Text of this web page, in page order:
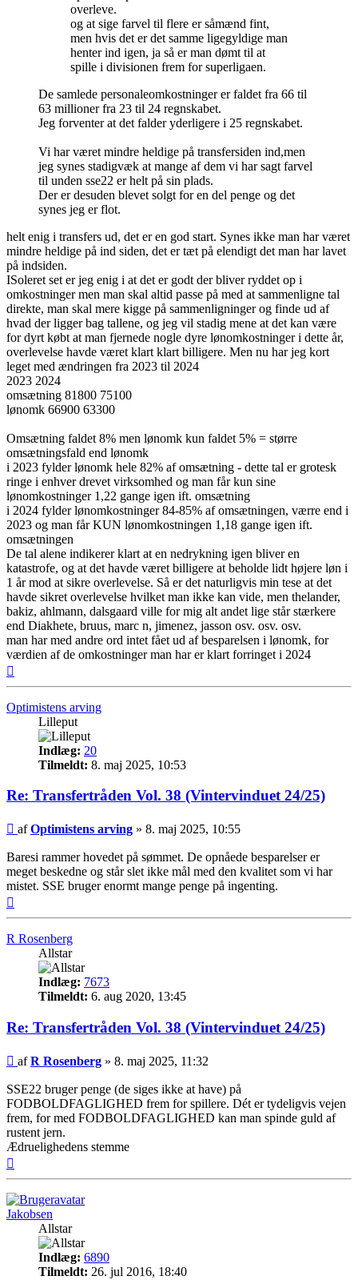
overleve.
og at sige farvel til flere er såmænd fint,
men hvis det er det samme ligegyldige man
henter ind igen, ja så er man dømt til at
spille i divisionen frem for superligaen.
De samlede personaleomkostninger er faldet fra 66 til
63 millioner fra 23 til 24 regnskabet.
Jeg forventer at det falder yderligere i 25 regnskabet.
Vi har været mindre heldige på transfersiden ind,men
jeg synes stadigvæk at mange af dem vi har sagt farvel
til unden sse22 er helt på sin plads.
Der er desuden blevet solgt for en del penge og det
synes jeg er flot.
helt enig i transfers ud, det er en god start. Synes ikke man har været
mindre heldige på ind siden, det er tæt på elendigt det man har lavet
på indsiden.
ISoleret set er jeg enig i at det er godt der bliver ryddet op i
omkostninger men man skal altid passe på med at sammenligne tal
direkte, man skal mere kigge på sammenligninger og finde ud af
hvad der ligger bag tallene, og jeg vil stadig mene at det kan være
for dyrt købt at man fjernede nogle dyre lønomkostninger i dette år,
overlevelse havde været klart klart billigere. Men nu har jeg kort
leget med ændringen fra 2023 til 2024
2023 2024
omsætning 81800 75100
lønomk 66900 63300
Omsætning faldet 8% men lønomk kun faldet 5% = større
omsætningsfald end lønomk
i 2023 fylder lønomk hele 82% af omsætning - dette tal er grotesk
ringe i enhver drevet virksomhed og man får kun sine
lønomkostninger 1,22 gange igen ift. omsætning
i 2024 fylder lønomkostninger 84-85% af omsætningen, værre end i
2023 og man får KUN lønomkostningen 1,18 gange igen ift.
omsætningen
De tal alene indikerer klart at en nedrykning igen bliver en
katastrofe, og at det havde været billigere at beholde lidt højere løn i
1 år mod at sikre overlevelse. Så er det naturligvis min tese at det
havde sikret overlevelse hvilket man ikke kan vide, men thelander,
bakiz, ahlmann, dalsgaard ville for mig alt andet lige står stærkere
end Diakhete, bruus, marc n, jimenez, jasson osv. osv. osv.
man har med andre ord intet fået ud af besparelsen i lønomk, for
værdien af de omkostninger man har er klart forringet i 2024
Optimistens arving
Lilleput
Indlæg: 20
Tilmeldt: 8. maj 2025, 10:53
Re: Transfertråden Vol. 38 (Vintervinduet 24/25)
Indlæg
afOptimistens arving » 8. maj 2025, 10:55
Baresi rammer hovedet på sømmet. De opnåede besparelser er
meget beskedne og står slet ikke mål med den kvalitet som vi har
mistet. SSE bruger enormt mange penge på ingenting.
R Rosenberg
Allstar
Indlæg: 7673
Tilmeldt: 6. aug 2020, 13:45
Re: Transfertråden Vol. 38 (Vintervinduet 24/25)
Indlæg
afR Rosenberg » 8. maj 2025, 11:32
SSE22 bruger penge (de siges ikke at have) på
FODBOLDFAGLIGHED frem for spillere. Dét er tydeligvis vejen
frem, for med FODBOLDFAGLIGHED kan man spinde guld af
rustent jern.
Ædruelighedens stemme
Jakobsen
Allstar
Indlæg: 6890
Tilmeldt: 26. jul 2016, 18:40